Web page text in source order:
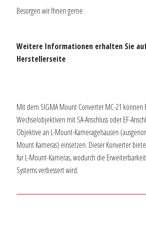
Besorgen wir Ihnen gerne
Weitere Informationen erhalten Sie
Herstellerseite
Mit dem SIGMA Mount Converter MC-21 können
Wechselobjektiven mit SA-Anschluss oder EF-
Objektive an L-Mount-Kameragehäusen
Mount Kameras) einsetzen. Dieser Konverter
für L-Mount-Kameras, wodurch die
Systems verbessert wird.